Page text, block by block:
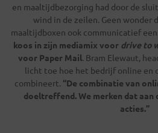
en maaltijdbezorging had door de
wind in de zeilen. Geen wonder
maaltijdboxen ook communicatief
koos in zijn mediamix voor drive to
voor Paper Mail. Bram Elewaut,
licht toe hoe het bedrijf online en
combineert. “De combinatie van
doeltreffend. We merken dat aan
acties.”